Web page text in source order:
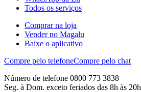
Todos os serviços
Comprar na loja
Vender no Magalu
Baixe o aplicativo
Compre pelo telefoneCompre pelo chat
Número de telefone 0800 773 3838
Seg. à Dom. exceto feriados das 8h às 20h